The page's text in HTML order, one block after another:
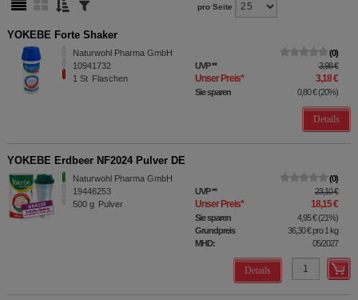
pro Seite
YOKEBE Forte Shaker
Naturwohl Pharma GmbH
10941732
1 St Flaschen
0
UVP** 3,98 €
Unser Preis* 3,18 €
Sie sparen 0,80 €(20%)
Details
YOKEBE Erdbeer NF2024 Pulver DE
Naturwohl Pharma GmbH
19446253
500 g Pulver
0
UVP** 23,10 €
Unser Preis* 18,15 €
Sie sparen 4,95 €(21%)
Grundpreis
36,30 €pro 1 kg
MHD:
05/2027
Details